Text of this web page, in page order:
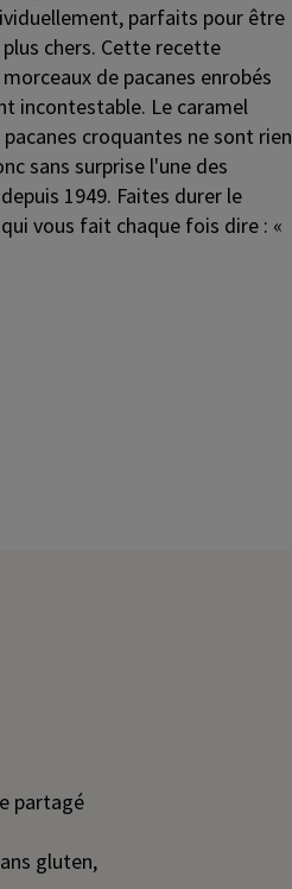
parfaits pour être
chers. Cette recette
de pacanes enrobés
incontestable. Le caramel
croquantes ne sont rien
sans surprise l'une des
1949. Faites durer le
vous fait chaque fois dire : «
partagé
gluten,